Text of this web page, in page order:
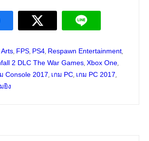
, FPS, PS4, Respawn Entertainment,
2 DLC The War Games, Xbox One,
Console 2017, เกม PC, เกม PC 2017,
ยิง